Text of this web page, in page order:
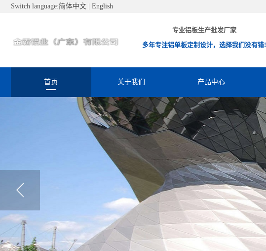
Switch language:简体中文 English
专业铝板生产批发厂家
多年专注铝单板定制设计，选择我们没有错!
首页 关于我们 产品中心